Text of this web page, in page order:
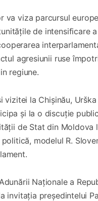
va viza parcursul
de intensificare
agresiunii ruse
regiune.
vizitei la Chișinău,
și la o discuție
de Stat din Moldova
modelul R.
Naționale a
invitația președintelui